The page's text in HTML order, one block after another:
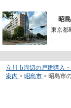
昭
東京都
-
立川市周辺の戸建購入
案内 > 昭島市 > 昭島市